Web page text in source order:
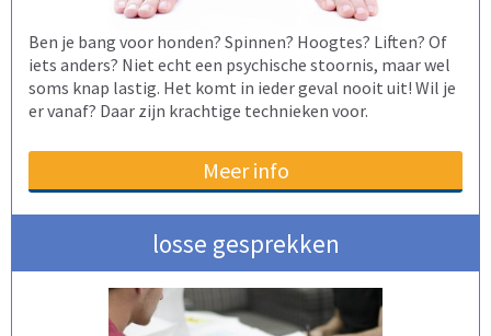
Ben je bang voor honden? Spinnen? Hoogtes? Liften? Of
iets anders? Niet echt een psychische stoornis, maar wel
soms knap lastig. Het komt in ieder geval nooit uit! Wil je
er vanaf? Daar zijn krachtige technieken voor.
Meer info
losse gesprekken